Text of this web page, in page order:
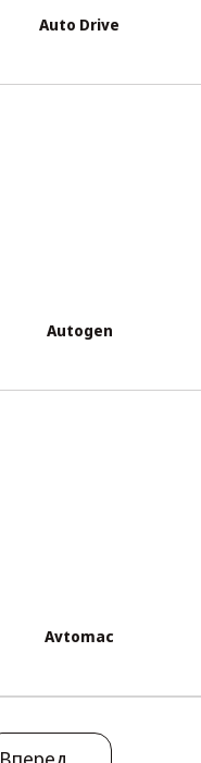
Auto Drive
Autogen
Avtomac